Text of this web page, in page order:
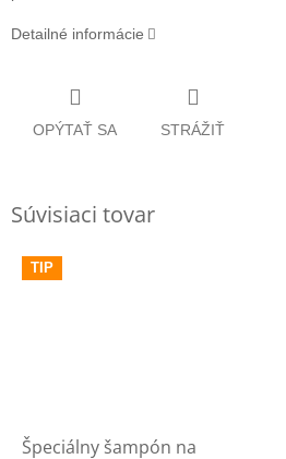
Detailné informácie
OPÝTAŤ SA STRÁŽIŤ
Súvisiaci tovar
TIP
Špeciálny šampón na